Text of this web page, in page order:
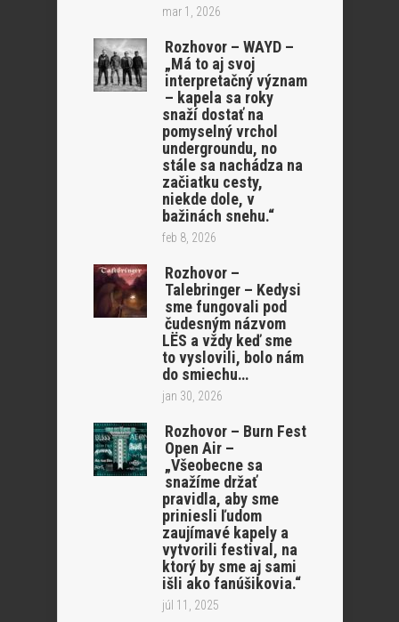
mar 1, 2026
Rozhovor – WAYD –
„Má to aj svoj
interpretačný význam
– kapela sa roky
snaží dostať na
pomyselný vrchol
undergroundu, no
stále sa nachádza na
začiatku cesty,
niekde dole, v
bažinách snehu.“
feb 8, 2026
Rozhovor –
Talebringer – Kedysi
sme fungovali pod
čudesným názvom
LËS a vždy keď sme
to vyslovili, bolo nám
do smiechu…
jan 30, 2026
Rozhovor – Burn Fest
Open Air –
„Všeobecne sa
snažíme držať
pravidla, aby sme
priniesli ľudom
zaujímavé kapely a
vytvorili festival, na
ktorý by sme aj sami
išli ako fanúšikovia.“
júl 11, 2025